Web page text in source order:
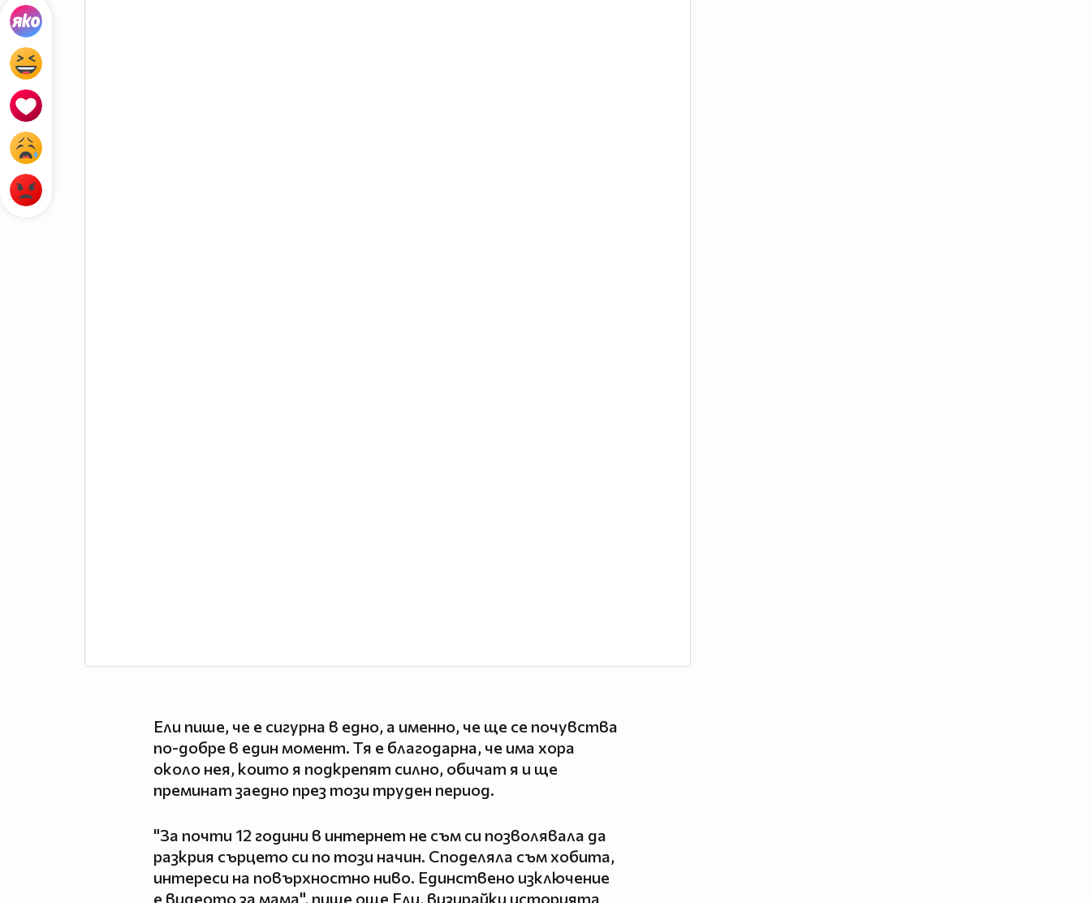
Ели пише, че е сигурна в едно, а именно, че ще се почувства
по-добре в един момент. Тя е благодарна, че има хора
около нея, които я подкрепят силно, обичат я и ще
преминат заедно през този труден период.
"За почти 12 години в интернет не съм си позволявала да
разкрия сърцето си по този начин. Споделяла съм хобита,
интереси на повърхностно ниво. Единствено изключение
е видеото за мама", пише още Ели, визирайки историята